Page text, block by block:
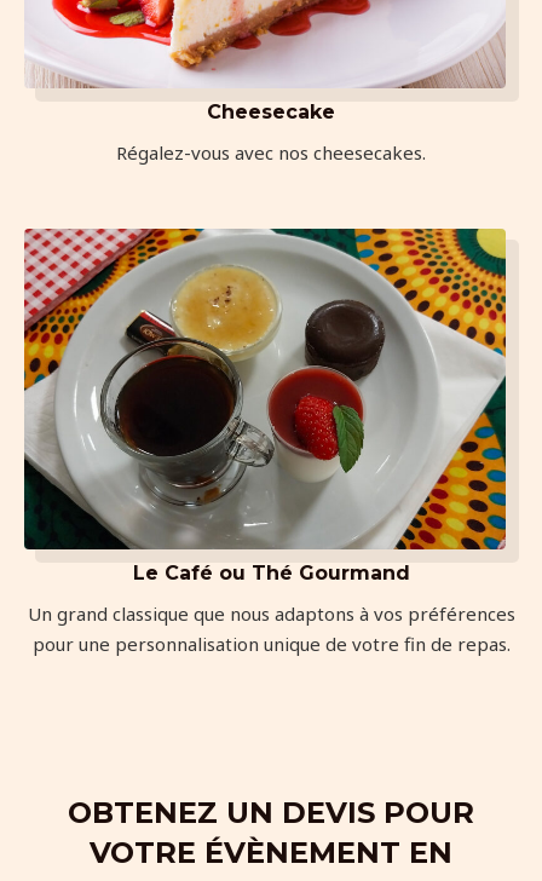
Cheesecake
Régalez-vous avec nos cheesecakes.
Le Café ou Thé Gourmand
Un grand classique que nous adaptons à vos préférences
pour une personnalisation unique de votre fin de repas.
OBTENEZ UN DEVIS POUR
VOTRE ÉVÈNEMENT EN